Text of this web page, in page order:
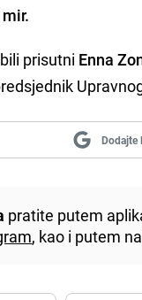
prisutni Enna
Dodajte
pratite putem
, kao i putem